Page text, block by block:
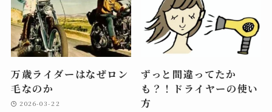
万歳ライダーはなぜロン
毛なのか
2026-03-22
ずっと間違ってたか
も？！ドライヤーの使い
方